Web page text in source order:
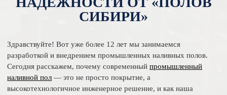
СИБИРИ»
Здравствуйте! Вот уже более 12 лет мы занимаемся
разработкой и внедрением промышленных наливных полов.
Сегодня расскажем, почему современныйпромышленный
наливной пол — это не просто покрытие, а
высокотехнологичное инженерное решение, и как наша